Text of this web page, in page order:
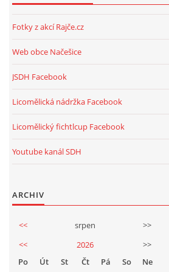
Fotky z akcí Rajče.cz
Web obce Načešice
JSDH Facebook
Licomělická nádržka Facebook
Licomělický fichtlcup Facebook
Youtube kanál SDH
ARCHIV
<< srpen
>>
<<
2026
>>
Po
Út St Čt Pá So Ne